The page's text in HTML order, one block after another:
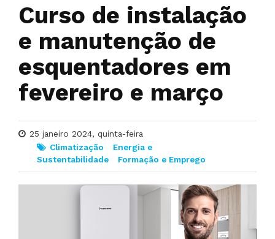
Curso de instalação
e manutenção de
esquentadores em
fevereiro e março
25 janeiro 2024, quinta-feira
Climatização
Energia e
Sustentabilidade
Formação e Emprego